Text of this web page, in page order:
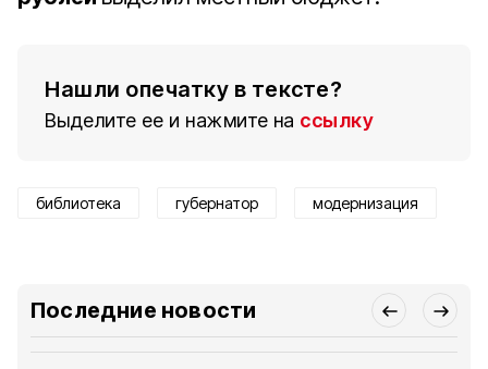
Нашли опечатку в тексте?
Выделите ее и нажмите на ссылку
библиотека губернатор модернизация
Последние новости